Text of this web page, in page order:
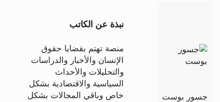
جسور بوست
نبذة عن الكاتب
منصة تهتم بقضايا حقوق
الإنسان والأخبار والدراسات
والتحليلات والأحداث
السياسية والاقتصادية بشكل
خاص وباقي المجالات بشكل